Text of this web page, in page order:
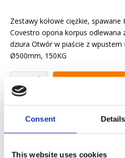
Consent Details
This website uses cookies
Zestawy kołowe ciężkie,
Covestro opona korpus odlewana
dziura Otwór w piaście z wpustem
Ø500mm, 150KG
Chcemy ułatwić ci życie
Szybka dostawa